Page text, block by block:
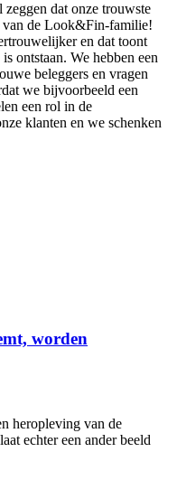
dat onze trouwste
van de Look&Fin-familie!
en dat toont
ontstaan. We hebben een
beleggers en vragen
we bijvoorbeeld een
een rol in de
klanten en we schenken
worden
heropleving van de
echter een ander beeld